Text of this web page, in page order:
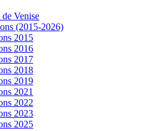
de Venise
(2015-2026)
2015
2016
2017
2018
2019
2021
2022
2023
2025